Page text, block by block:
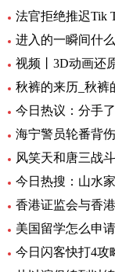
法官拒绝推迟Tik
视频丨3D动画还
秋裤的来历_秋裤
今日热议：分手
海宁警员轮番背
美国留学怎么申
今日闪客快打4攻